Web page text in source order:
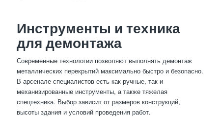
Инструменты и техника
для демонтажа
Современные технологии позволяют выполнять демонтаж
металлических перекрытий максимально быстро и безопасно.
В арсенале специалистов есть как ручные, так и
механизированные инструменты, а также тяжелая
спецтехника. Выбор зависит от размеров конструкций,
высоты здания и условий проведения работ.